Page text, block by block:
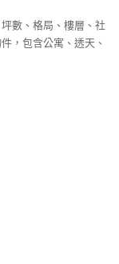
數、格局、樓層、社
，包含公寓、透天、